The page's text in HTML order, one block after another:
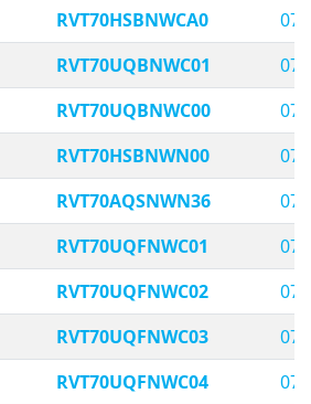
RVT70HSBNWCA0
RVT70UQBNWC01
RVT70UQBNWC00
RVT70HSBNWN00
RVT70AQSNWN36
RVT70UQFNWC01
RVT70UQFNWC02
RVT70UQFNWC03
RVT70UQFNWC04